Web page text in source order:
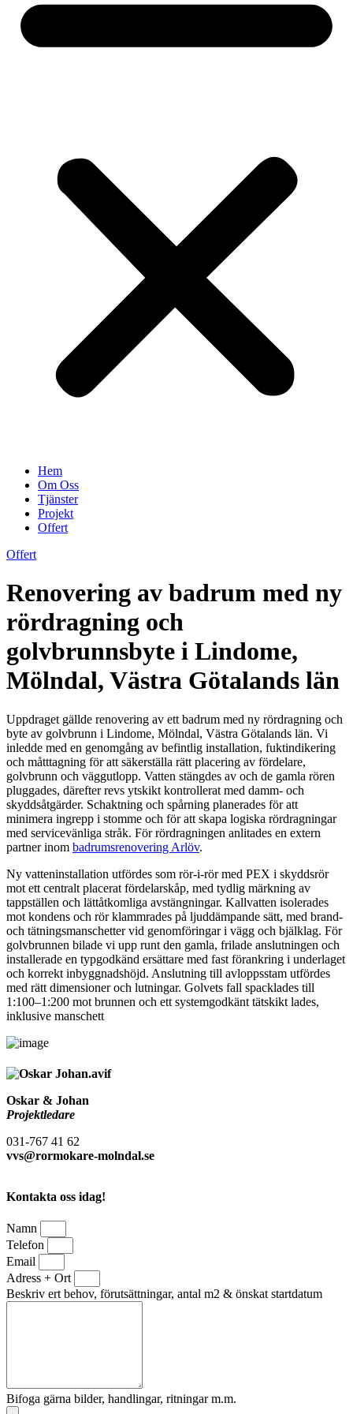
Hem
Om Oss
Tjänster
Projekt
Offert
Offert
Renovering av badrum med ny
rördragning och
golvbrunnsbyte i Lindome,
Mölndal, Västra Götalands län
Uppdraget gällde renovering av ett badrum med ny rördragning och
byte av golvbrunn i Lindome, Mölndal, Västra Götalands län. Vi
inledde med en genomgång av befintlig installation, fuktindikering
och måtttagning för att säkerställa rätt placering av fördelare,
golvbrunn och väggutlopp. Vatten stängdes av och de gamla rören
pluggades, därefter revs ytskikt kontrollerat med damm- och
skyddsåtgärder. Schaktning och spårning planerades för att
minimera ingrepp i stomme och för att skapa logiska rördragningar
med servicevänliga stråk. För rördragningen anlitades en extern
partner inom badrumsrenovering Arlöv.
Ny vatteninstallation utfördes som rör‑i‑rör med PEX i skyddsrör
mot ett centralt placerat fördelarskåp, med tydlig märkning av
tappställen och lättåtkomliga avstängningar. Kallvatten isolerades
mot kondens och rör klammrades på ljuddämpande sätt, med brand-
och tätningsmanschetter vid genomföringar i vägg och bjälklag. För
golvbrunnen bilade vi upp runt den gamla, frilade anslutningen och
installerade en typgodkänd ersättare med fast förankring i underlaget
och korrekt inbyggnadshöjd. Anslutning till avloppsstam utfördes
med rätt dimensioner och lutningar. Golvets fall spacklades till
1:100–1:200 mot brunnen och ett systemgodkänt tätskikt lades,
inklusive manschett
Oskar & Johan
Projektledare
031-767 41 62
vvs@rormokare-molndal.se
Kontakta oss idag!
Namn
Telefon
Email
Adress + Ort
Beskriv ert behov, förutsättningar, antal m2 & önskat startdatum
Bifoga gärna bilder, handlingar, ritningar m.m.